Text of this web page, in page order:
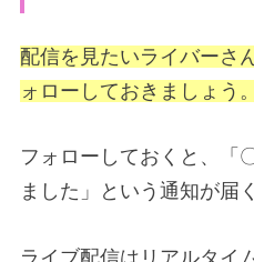
配信を見たいライバーさ
ォローしておきましょう。
フォローしておくと、「
ました」という通知が届